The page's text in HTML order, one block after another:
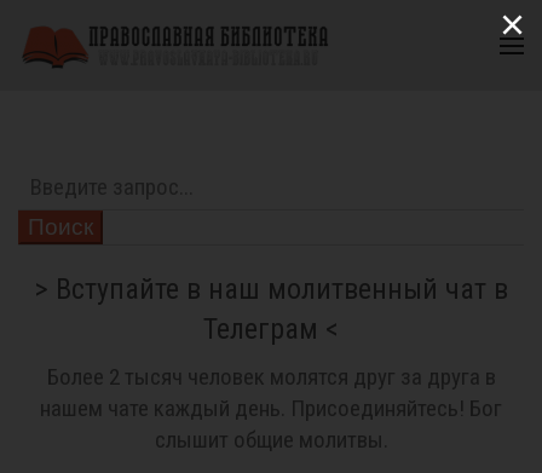
Поиск
> Вступайте в наш молитвенный чат в
Телеграм <
Более 2 тысяч человек молятся друг за друга в
нашем чате каждый день. Присоединяйтесь! Бог
слышит общие молитвы.
×